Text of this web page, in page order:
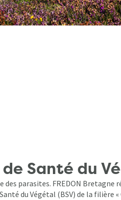
Santé du
parasites. FREDON Bretagne
du Végétal (BSV) de la filière «